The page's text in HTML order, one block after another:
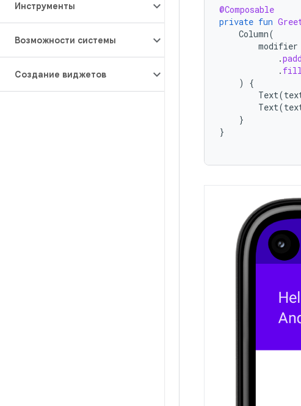
Инструменты
Возможности системы
Создание виджетов
@Composable
private fun
Column(
modifier
.
.
)
{
Text(
Text(
}
}